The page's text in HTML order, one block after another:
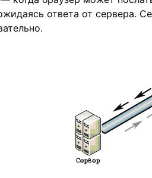
ответа от сервера.